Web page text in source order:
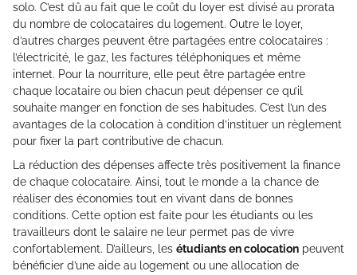
solo. C’est dû au fait que le coût du loyer est divisé au prorata
du nombre de colocataires du logement. Outre le loyer,
d’autres charges peuvent être partagées entre colocataires :
l’électricité, le gaz, les factures téléphoniques et même
internet. Pour la nourriture, elle peut être partagée entre
chaque locataire ou bien chacun peut dépenser ce qu’il
souhaite manger en fonction de ses habitudes. C’est l’un des
avantages de la colocation à condition d’instituer un règlement
pour fixer la part contributive de chacun.
La réduction des dépenses affecte très positivement la finance
de chaque colocataire. Ainsi, tout le monde a la chance de
réaliser des économies tout en vivant dans de bonnes
conditions. Cette option est faite pour les étudiants ou les
travailleurs dont le salaire ne leur permet pas de vivre
confortablement. D’ailleurs, les étudiants en colocation peuvent
bénéficier d’une aide au logement ou une allocation de